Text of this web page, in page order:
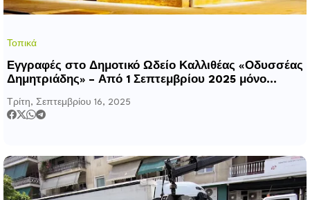
Τοπικά
Εγγραφές στο Δημοτικό Ωδείο Καλλιθέας «Οδυσσέας
Δημητριάδης» – Από 1 Σεπτεμβρίου 2025 μόνο
Τρίτη, Σεπτεμβρίου 16, 2025